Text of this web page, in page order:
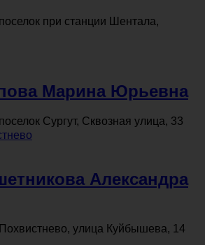
при станции Шентала,
Марина Юрьевна
Сургут, Сквозная улица, 33
Александра
улица Куйбышева, 14